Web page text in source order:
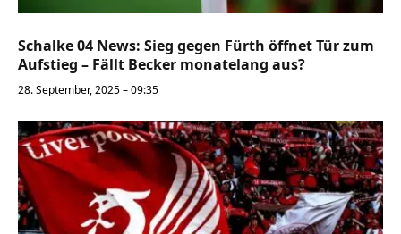
Schalke 04 News: Sieg gegen Fürth öffnet Tür zum
Aufstieg – Fällt Becker monatelang aus?
28. September, 2025 – 09:35